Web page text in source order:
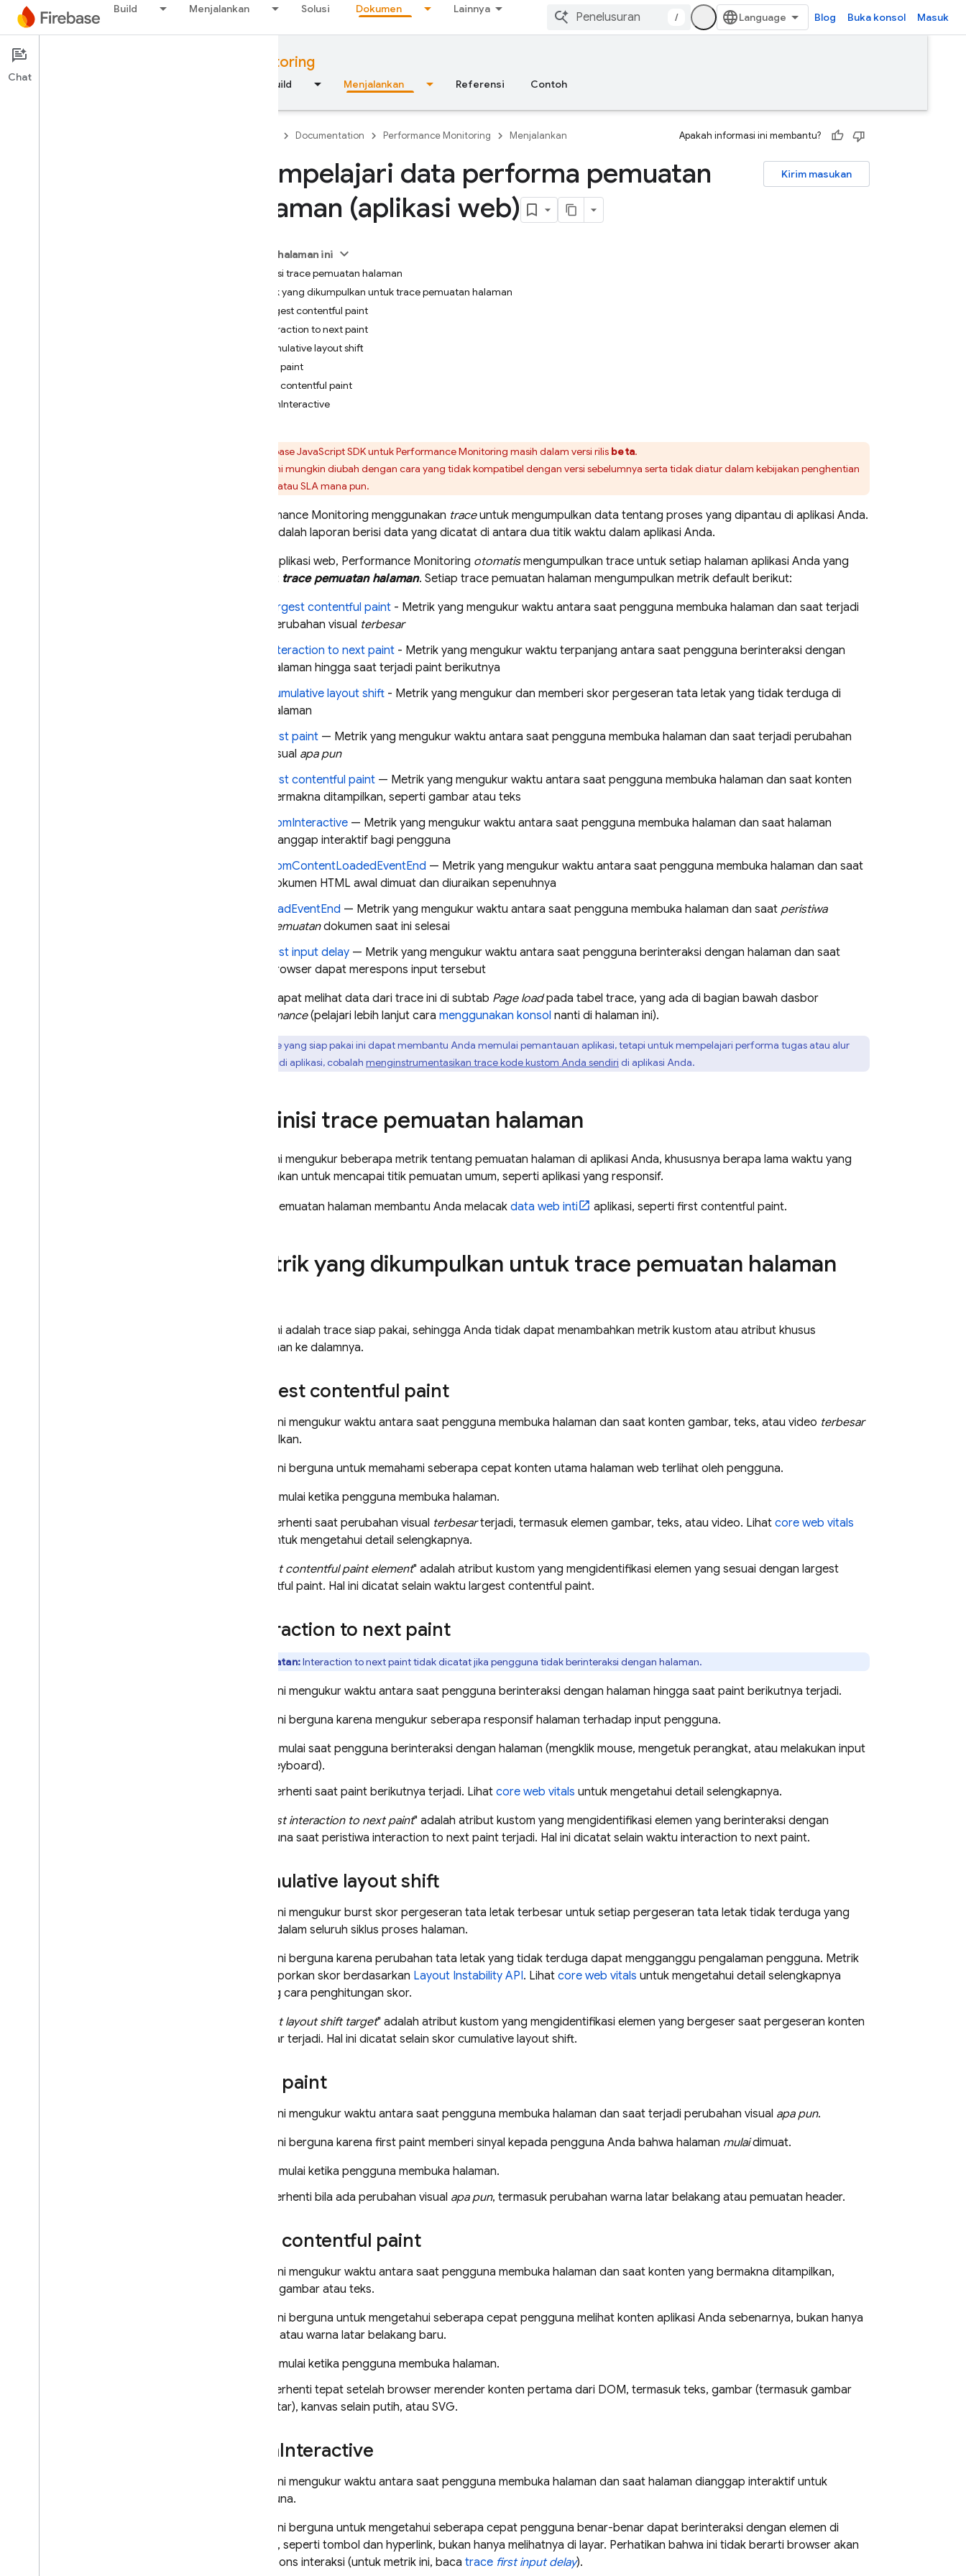
Build Menjalankan Solusi Dokumen Lainnya
/ Blog Buka konsol Masuk
Documentation Performance Monitoring
Ringkasan Build Menjalankan Referensi Contoh
Documentation Performance Monitoring Menjalankan Apakah informasi ini membantu?
Kirim masukan
Mempelajari data performa pemuatan
halaman (aplikasi web)
Pada halaman ini
Definisi trace pemuatan halaman
Metrik yang dikumpulkan untuk trace pemuatan halaman
Largest contentful paint
Interaction to next paint
Cumulative layout shift
First paint
First contentful paint
domInteractive
FirebaseJavaScriptSDK untukPerformance Monitoring masih dalam versi rilis beta.
Produk ini mungkin diubah dengan cara yang tidak kompatibel dengan versi sebelumnya serta tidak diatur dalam kebijakan penghentian
layanan atau SLA mana pun.
Performance Monitoring menggunakan traceuntuk mengumpulkan data tentang proses yang dipantau di aplikasi Anda.
Trace adalah laporan berisi data yang dicatat di antara dua titik waktu dalam aplikasi Anda.
Untuk aplikasi web, Performance Monitoring otomatismengumpulkan trace untuk setiap halaman aplikasi Anda yang
disebut trace pemuatan halaman. Setiap trace pemuatan halaman mengumpulkan metrik default berikut:
largest contentful paint - Metrik yang mengukur waktu antara saat pengguna membuka halaman dan saat terjadi
perubahan visual terbesar
interaction to next paint - Metrik yang mengukur waktu terpanjang antara saat pengguna berinteraksi dengan
halaman hingga saat terjadi paint berikutnya
cumulative layout shift - Metrik yang mengukur dan memberi skor pergeseran tata letak yang tidak terduga di
halaman
first paint — Metrik yang mengukur waktu antara saat pengguna membuka halaman dan saat terjadi perubahan
visual apa pun
first contentful paint — Metrik yang mengukur waktu antara saat pengguna membuka halaman dan saat konten
bermakna ditampilkan, seperti gambar atau teks
domInteractive — Metrik yang mengukur waktu antara saat pengguna membuka halaman dan saat halaman
dianggap interaktif bagi pengguna
domContentLoadedEventEnd — Metrik yang mengukur waktu antara saat pengguna membuka halaman dan saat
dokumen HTML awal dimuat dan diuraikan sepenuhnya
loadEventEnd — Metrik yang mengukur waktu antara saat pengguna membuka halaman dan saat peristiwa
pemuatandokumen saat ini selesai
first input delay — Metrik yang mengukur waktu antara saat pengguna berinteraksi dengan halaman dan saat
browser dapat merespons input tersebut
Anda dapat melihat data dari trace ini di subtab Page loadpada tabel trace, yang ada di bagian bawah dasbor
Performance(pelajari lebih lanjut cara menggunakan konsol nanti di halaman ini).
Trace yang siap pakai ini dapat membantu Anda memulai pemantauan aplikasi, tetapi untuk mempelajari performa tugas atau alur
tertentu di aplikasi, cobalah menginstrumentasikan trace kode kustom Anda sendiri di aplikasi Anda.
Definisi trace pemuatan halaman
Trace ini mengukur beberapa metrik tentang pemuatan halaman di aplikasi Anda, khususnya berapa lama waktu yang
dibutuhkan untuk mencapai titik pemuatan umum, seperti aplikasi yang responsif.
Trace pemuatan halaman membantu Anda melacak data web inti aplikasi, seperti first contentful paint.
Metrik yang dikumpulkan untuk trace pemuatan halaman
Trace ini adalah trace siap pakai, sehingga Anda tidak dapat menambahkan metrik kustom atau atribut khusus
tambahan ke dalamnya.
Largest contentful paint
Metrik ini mengukur waktu antara saat pengguna membuka halaman dan saat konten gambar, teks, atau video terbesar
ditampilkan.
Metrik ini berguna untuk memahami seberapa cepat konten utama halaman web terlihat oleh pengguna.
Dimulai ketika pengguna membuka halaman.
Berhenti saat perubahan visual terbesarterjadi, termasuk elemen gambar, teks, atau video. Lihat core web vitals
untuk mengetahui detail selengkapnya.
Largest contentful paint element" adalah atribut kustom yang mengidentifikasi elemen yang sesuai dengan largest
contentful paint. Hal ini dicatat selain waktu largest contentful paint.
Interaction to next paint
Catatan:Interaction to next paint tidak dicatat jika pengguna tidak berinteraksi dengan halaman.
Metrik ini mengukur waktu antara saat pengguna berinteraksi dengan halaman hingga saat paint berikutnya terjadi.
Metrik ini berguna karena mengukur seberapa responsif halaman terhadap input pengguna.
Dimulai saat pengguna berinteraksi dengan halaman (mengklik mouse, mengetuk perangkat, atau melakukan input
keyboard).
Berhenti saat paint berikutnya terjadi. Lihat core web vitals untuk mengetahui detail selengkapnya.
Longest interaction to next paint" adalah atribut kustom yang mengidentifikasi elemen yang berinteraksi dengan
pengguna saat peristiwa interaction to next paint terjadi. Hal ini dicatat selain waktu interaction to next paint.
Cumulative layout shift
Metrik ini mengukur burst skor pergeseran tata letak terbesar untuk setiap pergeseran tata letak tidak terduga yang
terjadi dalam seluruh siklus proses halaman.
Metrik ini berguna karena perubahan tata letak yang tidak terduga dapat mengganggu pengalaman pengguna. Metrik
ini melaporkan skor berdasarkan Layout Instability API. Lihat core web vitals untuk mengetahui detail selengkapnya
tentang cara penghitungan skor.
Largest layout shift target" adalah atribut kustom yang mengidentifikasi elemen yang bergeser saat pergeseran konten
terbesar terjadi. Hal ini dicatat selain skor cumulative layout shift.
First paint
Metrik ini mengukur waktu antara saat pengguna membuka halaman dan saat terjadi perubahan visual apa pun.
Metrik ini berguna karena first paint memberi sinyal kepada pengguna Anda bahwa halaman mulaidimuat.
Dimulai ketika pengguna membuka halaman.
Berhenti bila ada perubahan visual apa pun, termasuk perubahan warna latar belakang atau pemuatan header.
First contentful paint
Metrik ini mengukur waktu antara saat pengguna membuka halaman dan saat konten yang bermakna ditampilkan,
seperti gambar atau teks.
Metrik ini berguna untuk mengetahui seberapa cepat pengguna melihat konten aplikasi Anda sebenarnya, bukan hanya
header atau warna latar belakang baru.
Dimulai ketika pengguna membuka halaman.
Berhenti tepat setelah browser merender konten pertama dari DOM, termasuk teks, gambar (termasuk gambar
latar), kanvas selain putih, atau SVG.
domInteractive
Metrik ini mengukur waktu antara saat pengguna membuka halaman dan saat halaman dianggap interaktif untuk
pengguna.
Metrik ini berguna untuk mengetahui seberapa cepat pengguna benar-benar dapat berinteraksi dengan elemen di
aplikasi, seperti tombol dan hyperlink, bukan hanya melihatnya di layar. Perhatikan bahwa ini tidak berarti browser akan
merespons interaksi (untuk metrik ini, baca trace first input delay).
Chat